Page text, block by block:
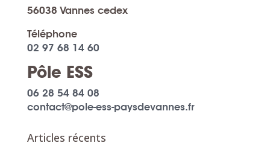
56038 Vannes cedex
Téléphone
02 97 68 14 60
Pôle ESS
06 28 54 84 08
contact@pole-ess-paysdevannes.fr
Articles récents